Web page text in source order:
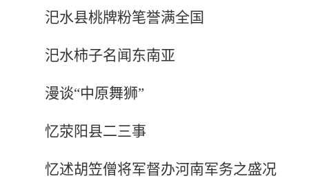
汜水县桃牌粉笔誉满全国
汜水柿子名闻东南亚
漫谈“中原舞狮”
忆荥阳县二三事
忆述胡笠僧将军督办河南军务之盛况